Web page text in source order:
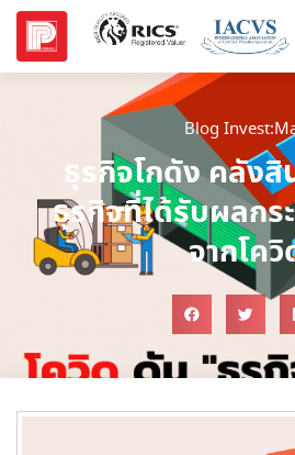
Blog
ธุรกิจโกดัง คลังสิ
ธุรกิจที่ได้รับผลกร
จากโค